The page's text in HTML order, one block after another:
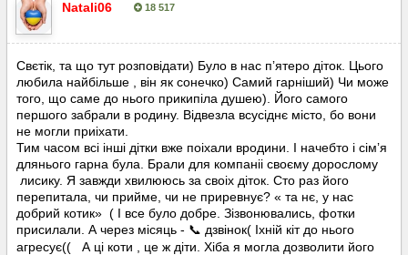
Natali06 18 517
Свєтік, та що тут розповідати) Було в нас пʼятеро діток. Цього
любила найбільше , він як сонечко) Самий гарніший) Чи може
того, що саме до нього прикипіла душею). Його самого
першого забрали в родину. Відвезла всусіднє місто, бо вони
не могли приіхати.
Тим часом всі інші дітки вже поіхали вродини. І начебто і сімʼя
длянього гарна була. Брали для компаніі своєму дорослому
лисику. Я завжди хвилююсь за своіх діток. Сто раз його
перепитала, чи прийме, чи не приревнує? « та нє, у нас
добрий котик» ( І все було добре. Зізвонювались, фотки
присилали. А через місяць - 📞 дзвінок( Іхній кіт до нього
агресує(( А ці коти , це ж діти. Хіба я могла дозволити його